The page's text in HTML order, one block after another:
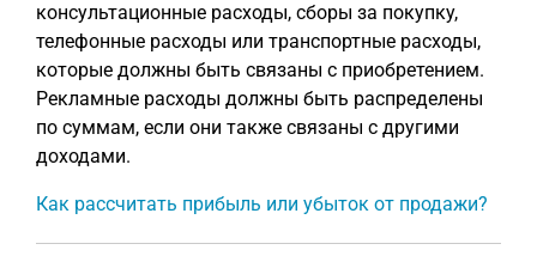
консультационные расходы, сборы за покупку,
телефонные расходы или транспортные расходы,
которые должны быть связаны с приобретением.
Рекламные расходы должны быть распределены
по суммам, если они также связаны с другими
доходами.
Как рассчитать прибыль или убыток от продажи?